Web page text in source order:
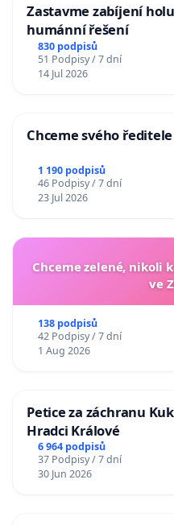
Zastavme zabíjení
humánní řešení
830 podpisů
51 Podpisy / 7 dní
14 Jul 2026
Chceme svého ředitele
1 190 podpisů
46 Podpisy / 7 dní
23 Jul 2026
Chceme zelené, nikoli
ve
138 podpisů
42 Podpisy / 7 dní
1 Aug 2026
Petice za záchranu
Hradci Králové
6 964 podpisů
37 Podpisy / 7 dní
30 Jun 2026